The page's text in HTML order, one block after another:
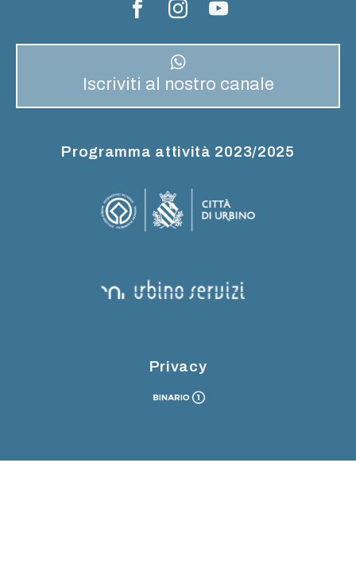
Iscriviti al nostro canale
Programma attività 2023/2025
Privacy